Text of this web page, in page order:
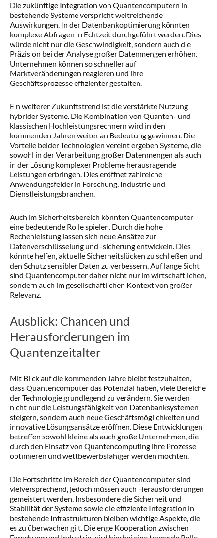
Die zukünftige Integration von Quantencomputern in
bestehende Systeme verspricht weitreichende
Auswirkungen. In der Datenbankoptimierung könnten
komplexe Abfragen in Echtzeit durchgeführt werden. Dies
würde nicht nur die Geschwindigkeit, sondern auch die
Präzision bei der Analyse großer Datenmengen erhöhen.
Unternehmen können so schneller auf
Marktveränderungen reagieren und ihre
Geschäftsprozesse effizienter gestalten.
Ein weiterer Zukunftstrend ist die verstärkte Nutzung
hybrider Systeme. Die Kombination von Quanten- und
klassischen Hochleistungsrechnern wird in den
kommenden Jahren weiter an Bedeutung gewinnen. Die
Vorteile beider Technologien vereint ergeben Systeme, die
sowohl in der Verarbeitung großer Datenmengen als auch
in der Lösung komplexer Probleme herausragende
Leistungen erbringen. Dies eröffnet zahlreiche
Anwendungsfelder in Forschung, Industrie und
Dienstleistungsbranchen.
Auch im Sicherheitsbereich könnten Quantencomputer
eine bedeutende Rolle spielen. Durch die hohe
Rechenleistung lassen sich neue Ansätze zur
Datenverschlüsselung und -sicherung entwickeln. Dies
könnte helfen, aktuelle Sicherheitslücken zu schließen und
den Schutz sensibler Daten zu verbessern. Auf lange Sicht
sind Quantencomputer daher nicht nur im wirtschaftlichen,
sondern auch im gesellschaftlichen Kontext von großer
Relevanz.
Ausblick: Chancen und
Herausforderungen im
Quantenzeitalter
Mit Blick auf die kommenden Jahre bleibt festzuhalten,
dass Quantencomputer das Potenzial haben, viele Bereiche
der Technologie grundlegend zu verändern. Sie werden
nicht nur die Leistungsfähigkeit von Datenbanksystemen
steigern, sondern auch neue Geschäftsmöglichkeiten und
innovative Lösungsansätze eröffnen. Diese Entwicklungen
betreffen sowohl kleine als auch große Unternehmen, die
durch den Einsatz von Quantencomputing ihre Prozesse
optimieren und wettbewerbsfähiger werden möchten.
Die Fortschritte im Bereich der Quantencomputer sind
vielversprechend, jedoch müssen auch Herausforderungen
gemeistert werden. Insbesondere die Sicherheit und
Stabilität der Systeme sowie die effiziente Integration in
bestehende Infrastrukturen bleiben wichtige Aspekte, die
es zu überwachen gilt. Die enge Kooperation zwischen